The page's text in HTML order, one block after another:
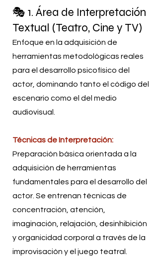
🎭 1. Área de Interpretación
Textual (Teatro, Cine y TV)
Enfoque en la adquisición de
herramientas metodológicas reales
para el desarrollo psicofísico del
actor, dominando tanto el código del
escenario como el del medio
audiovisual.
Técnicas de Interpretación:
Preparación básica orientada a la
adquisición de herramientas
fundamentales para el desarrollo del
actor. Se entrenan técnicas de
concentración, atención,
imaginación, relajación, desinhibición
y organicidad corporal a través de la
improvisación y el juego teatral.